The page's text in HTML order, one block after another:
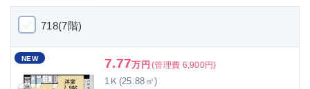
718(7階)
NEW 7.77万円 (管理費 6,900円)
1Ｋ(25.88㎡)